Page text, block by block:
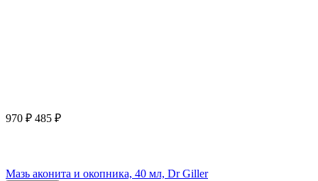
970 ₽ 485 ₽
Мазь аконита и окопника, 40 мл, Dr Giller